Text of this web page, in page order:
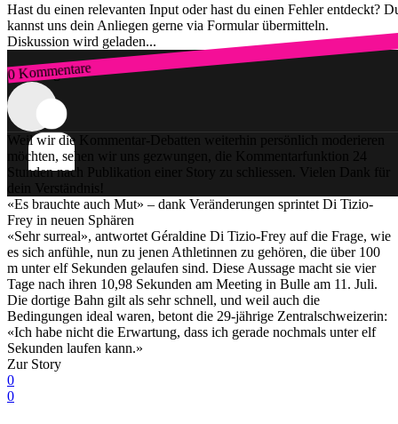
Hast du einen relevanten Input oder hast du einen Fehler entdeckt?
kannst uns dein Anliegen gerne via Formular übermitteln.
Diskussion wird geladen...
0 Kommentare
Zum Login
Weil wir die Kommentar-Debatten weiterhin persönlich moderieren
möchten, sehen wir uns gezwungen, die Kommentarfunktion 24
Stunden nach Publikation einer Story zu schliessen. Vielen Dank für
dein Verständnis!
«Es brauchte auch Mut» – dank Veränderungen sprintet Di Tizio-
Frey in neuen Sphären
«Sehr surreal», antwortet Géraldine Di Tizio-Frey auf die Frage, wie
es sich anfühle, nun zu jenen Athletinnen zu gehören, die über 100
m unter elf Sekunden gelaufen sind. Diese Aussage macht sie vier
Tage nach ihren 10,98 Sekunden am Meeting in Bulle am 11. Juli.
Die dortige Bahn gilt als sehr schnell, und weil auch die
Bedingungen ideal waren, betont die 29-jährige Zentralschweizerin:
«Ich habe nicht die Erwartung, dass ich gerade nochmals unter elf
Sekunden laufen kann.»
Zur Story
0
0